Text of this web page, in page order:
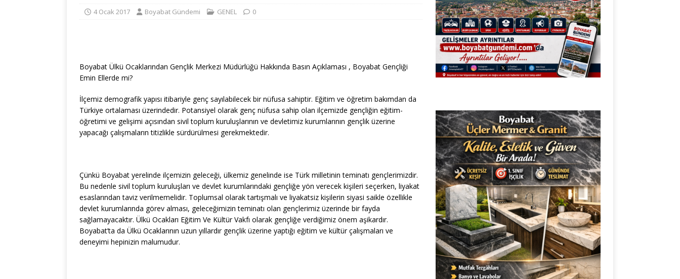
4 Ocak 2017 Boyabat Gündemi GENEL 0
Boyabat Ülkü Ocaklarından Gençlik Merkezi Müdürlüğü Hakkında Basın Açıklaması , Boyabat Gençliği
Emin Ellerde mi?
İlçemiz demografik yapısı itibariyle genç sayılabilecek bir nüfusa sahiptir. Eğitim ve öğretim bakımdan da
Türkiye ortalaması üzerindedir. Potansiyel olarak genç nüfusa sahip olan ilçemizde gençliğin eğitim-
öğretimi ve gelişimi açısından sivil toplum kuruluşlarının ve devletimiz kurumlarının gençlik üzerine
yapacağı çalışmaların titizlikle sürdürülmesi gerekmektedir.
Çünkü Boyabat yerelinde ilçemizin geleceği, ülkemiz genelinde ise Türk milletinin teminatı gençlerimizdir.
Bu nedenle sivil toplum kuruluşları ve devlet kurumlarındaki gençliğe yön verecek kişileri seçerken, liyakat
esaslarından taviz verilmemelidir. Toplumsal olarak tartışmalı ve liyakatsiz kişilerin siyasi saikle özellikle
devlet kurumlarında görev alması, geleceğimizin teminatı olan gençlerimiz üzerinde bir fayda
sağlamayacaktır. Ülkü Ocakları Eğitim Ve Kültür Vakfı olarak gençliğe verdiğimiz önem aşikardır.
Boyabat’ta da Ülkü Ocaklarının uzun yıllardır gençlik üzerine yaptığı eğitim ve kültür çalışmaları ve
deneyimi hepinizin malumudur.